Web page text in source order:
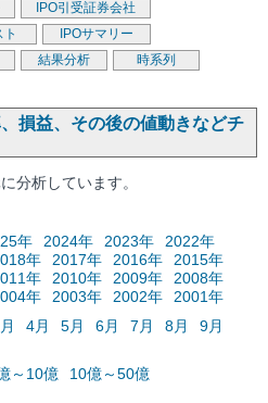
IPO引受証券会社
ト
IPOサマリー
結果分析
時系列
損益、その後の値動きなどチ
分析しています。
年 2024年 2023年
2022年
年 2017年 2016年
2015年
年 2010年 2009年
2008年
年 2003年 2002年
2001年
4月 5月 6月 7月 8月
9月
～10億
10億～50億